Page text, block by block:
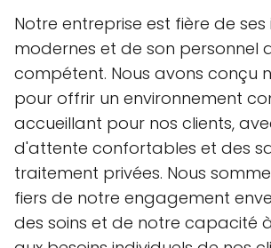
Notre entreprise est fière de
modernes et de son personnel
compétent. Nous avons conçu
pour offrir un environnement
accueillant pour nos clients,
d'attente confortables et des
traitement privées. Nous
fiers de notre engagement
des soins et de notre capacité